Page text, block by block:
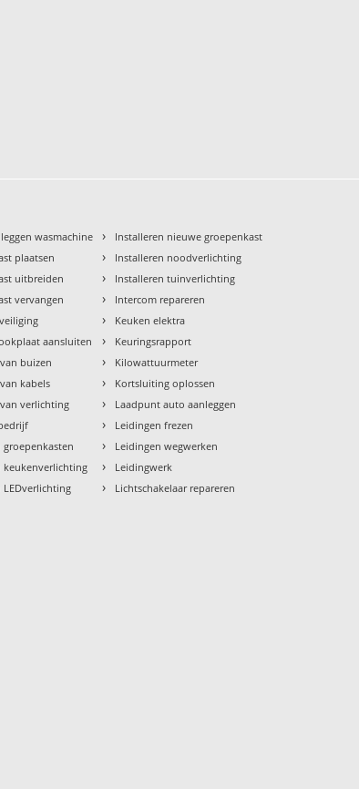
wasmachine
plaatsen
uitbreiden
vervangen
aansluiten
buizen
kabels
verlichting
groepenkasten
keukenverlichting
LEDverlichting
› Installeren nieuwe groepenkast
› Installeren noodverlichting
› Installeren tuinverlichting
› Intercom repareren
› Keuken elektra
› Keuringsrapport
› Kilowattuurmeter
› Kortsluiting oplossen
› Laadpunt auto aanleggen
› Leidingen frezen
› Leidingen wegwerken
› Leidingwerk
› Lichtschakelaar repareren